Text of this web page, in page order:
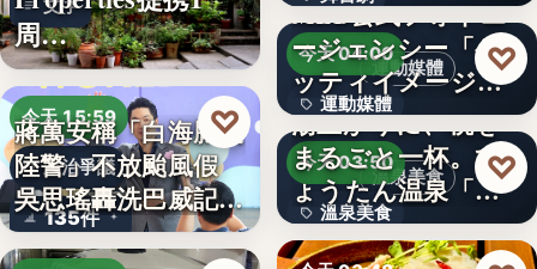
文字
周…
今天 15:59
政治爭議
135件
蔣萬安稱「白海豚沒
陸警」不放颱風假
吳思瑤轟洗巴威記憶
：…
♡
文字
運動媒體
今天 04:00
運動媒體
2,430
MLB公式フォトエ
ージェンシー「ゲ
ッティイメージ
ズ」五十…
♡
溫泉美食
今天 03:50
溫泉美食
14年
湯上がりに、桃を
まるごと一杯。ひ
ょうたん温泉「飲
泉堂」、…
♡